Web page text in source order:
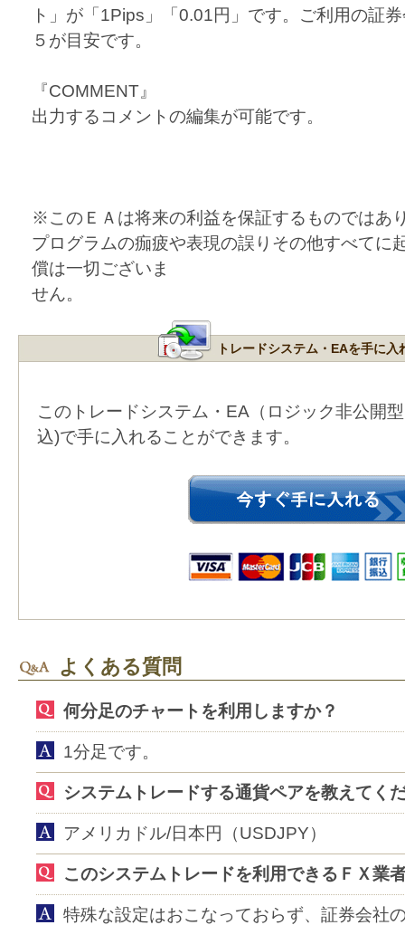
ト」が「1Pips」「0.01円」です。ご利用の証
５が目安です。
『COMMENT』
出力するコメントの編集が可能です。
※このＥＡは将来の利益を保証するものではあ
プログラムの痂疲や表現の誤りその他すべてに
償は一切ございま
せん。
トレードシステム・EAを手に入
このトレードシステム・EA（ロジック非公開
込)で手に入れることができます。
よくある質問
何分足のチャートを利用しますか？
1分足です。
システムトレードする通貨ペアを教えてく
アメリカドル/日本円（USDJPY）
このシステムトレードを利用できるＦＸ業
特殊な設定はおこなっておらず、証券会社